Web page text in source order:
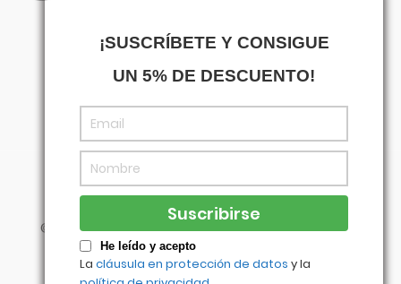
© Centrowagen- Diseñado con porAgencia
Visual
¡SUSCRÍBETE Y CONSIGUE
UN 5% DE DESCUENTO!
He leído y acepto
La cláusula en protección de datos y la